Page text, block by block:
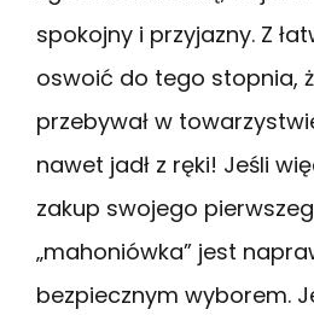
spokojny i przyjazny. Z
oswoić do tego stopnia,
przebywał w
nawet jadł z ręki! Jeśli
zakup swojego
„mahoniówka” jest
bezpiecznym wyborem.